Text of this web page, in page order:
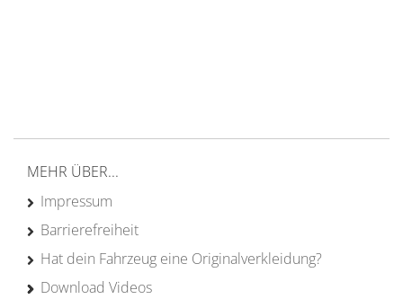
MEHR ÜBER...
Impressum
Barrierefreiheit
Hat dein Fahrzeug eine Originalverkleidung?
Download Videos